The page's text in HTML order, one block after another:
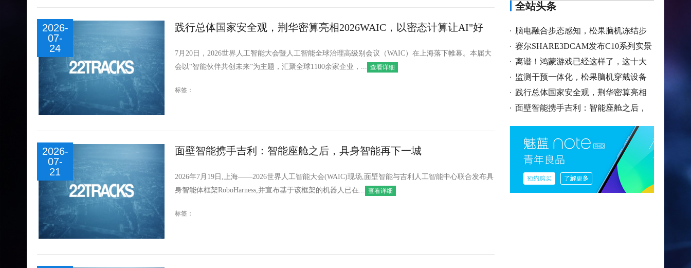
践行总体国家安全观，荆华密算亮相2026WAIC，以密态计算让AI"好
7月20日，2026世界人工智能大会暨人工智能全球治理高级别会议（WAIC）在上海落下帷幕。本届大
会以“智能伙伴共创未来”为主题，汇聚全球1100余家企业，... 查看详细
标签：
2026-
07-
24
面壁智能携手吉利：智能座舱之后，具身智能再下一城
2026年7月19日,上海——2026世界人工智能大会(WAIC)现场,面壁智能与吉利人工智能中心联合发布具
身智能体框架RoboHarness,并宣布基于该框架的机器人已在... 查看详细
标签：
2026-
07-
21
全站头条
脑电融合步态感知，松果脑机冻结步
态辅助眼
赛尔SHARE3DCAM发布C10系列实景
三维激光扫描
离谱！鸿蒙游戏已经这样了，这十大
玩家误解
监测干预一体化，松果脑机穿戴设备
打通居家
践行总体国家安全观，荆华密算亮相
2026WAIC
面壁智能携手吉利：智能座舱之后，